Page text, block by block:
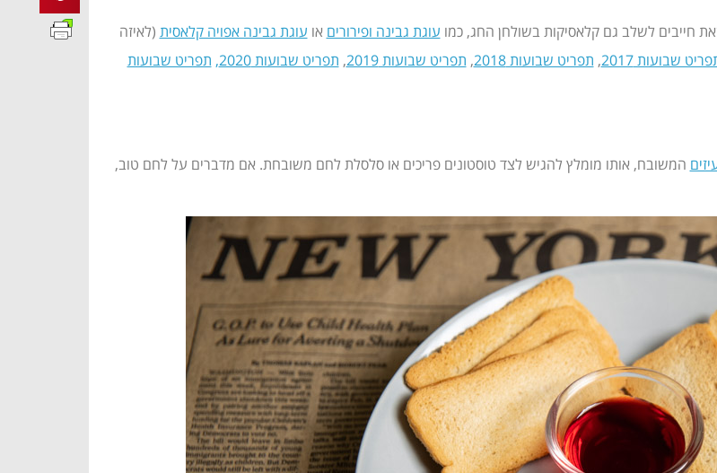
חייבים לשלב גם קלאסיקות בשולחן החג, כמו עוגת גבינה ופירורים או עוגת גבינה אפויה קלאסית (לאיזה
שבועות 2017 , תפריט שבועות 2018 , תפריט שבועות 2019 , תפריט שבועות 2020 , תפריט שבועות
המשובח, אותו מומלץ להגיש לצד טוסטונים פריכים או סלסלת לחם משובחת. אם מדברים על לחם טוב,